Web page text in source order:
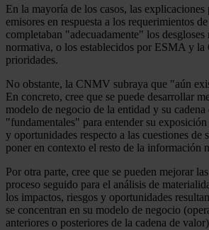
En la mayoría de los casos, las
emisores en respuesta a los requerimientos
completaban "adecuadamente" los
normativa, o los establecidos por ESMA y
prioridades.
No obstante, la CNMV subraya que "aún
En concreto, cree que se puede desarrollar
modelo de negocio de la entidad y su
"fundamentales" para entender su
y oportunidades respecto a las cuestiones de
poner en contexto el resto de la información
Por otra parte, cree que se pueden mejorar
proceso seguido para el análisis de
los impactos, riesgos y oportunidades
se concentran en su modelo de negocio
anteriores o posteriores de la cadena de